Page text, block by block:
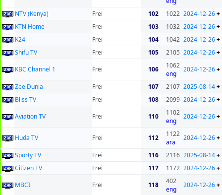
NTV (Kenya) Frei 102 1022 2024-12-26+
KTN Home
Frei 103 1032 2024-12-26+
K24
Frei 104 1042 2024-12-26+
Shifu TV
Frei 105 2105 2024-12-26+
KBC Channel 1
Frei 106
1062
eng
2024-12-26+
Zee Dunia Frei 107 2107 2025-08-14+
Bliss TV
Frei 108 2099 2024-12-26+
Aviation TV
Frei 110
1102
eng
2024-12-26+
Huda TV Frei 112
1122
ara
2024-12-26+
Sporty TV Frei 116 2116 2025-08-14+
Citizen TV
Frei 117 1172 2024-12-26+
MBCI
Frei 118
402
eng
2024-12-26+